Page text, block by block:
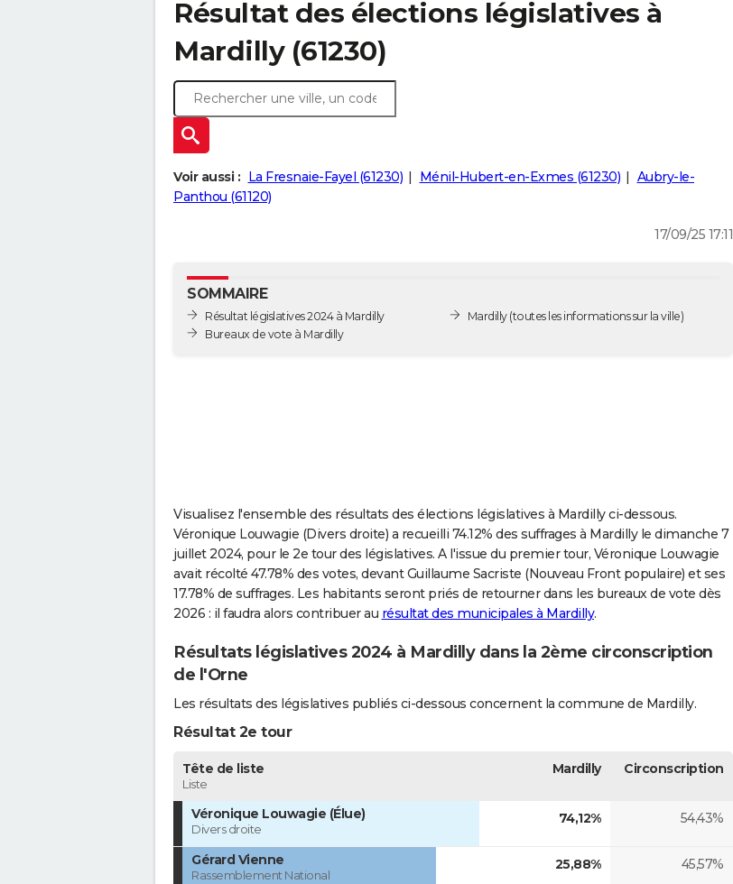
Résultat des élections législatives à
Mardilly (61230)
Voir aussi : La Fresnaie-Fayel (61230) Ménil-Hubert-en-Exmes (61230)
Aubry-le-
Panthou (61120)
17/09/25 17:11
SOMMAIRE
Résultat législatives 2024 à Mardilly
Bureaux de vote à Mardilly
Mardilly(toutes les informations sur la ville)
Visualisez l'ensemble des résultats des élections législatives à Mardilly ci-dessous.
Véronique Louwagie (Divers droite) a recueilli 74.12% des suffrages à Mardilly le dimanche 7
juillet 2024, pour le 2e tour des législatives. A l'issue du premier tour, Véronique Louwagie
avait récolté 47.78% des votes, devant Guillaume Sacriste (Nouveau Front populaire) et ses
17.78% de suffrages. Les habitants seront priés de retourner dans les bureaux de vote dès
2026 : il faudra alors contribuer au résultat des municipales à Mardilly.
Résultats législatives 2024 à Mardilly dans la 2ème circonscription
de l'Orne
Les résultats des législatives publiés ci-dessous concernent la commune de Mardilly.
Résultat 2e tour
Tête de liste
Liste
Mardilly Circonscription
Véronique Louwagie (Élue)
Divers droite
74,12% 54,43%
Gérard Vienne
Rassemblement National
25,88% 45,57%